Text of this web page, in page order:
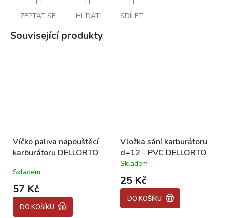
ZEPTAT SE HLÍDAT SDÍLET
Související produkty
Víčko paliva napouštěcí
karburátoru DELLORTO
Skladem
57 Kč
DO KOŠÍKU
Vložka sání karburátoru
d=12 - PVC DELLORTO
Průměrné
hodnocení
produktu
je
5,0
Skladem
25 Kč
DO KOŠÍKU